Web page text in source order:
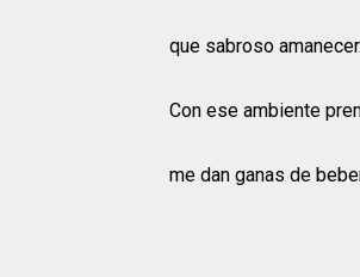
que sabroso amanecer.
Con ese ambiente
me dan ganas de